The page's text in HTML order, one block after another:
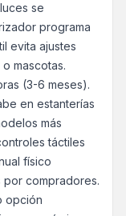
se
programa
evita ajustes
mascotas.
(3-6 meses).
en estanterías
más
táctiles
físico
por compradores.
opción